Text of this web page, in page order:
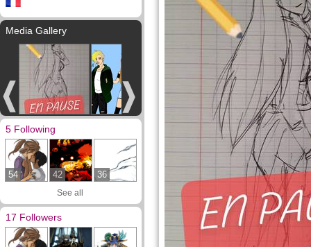
Media Gallery
5 Following
54 42 36
See all
17 Followers